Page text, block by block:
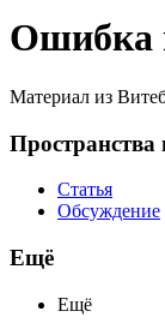
Ошибка
Материал из
Пространства
Статья
Обсуждение
Ещё
Ещё